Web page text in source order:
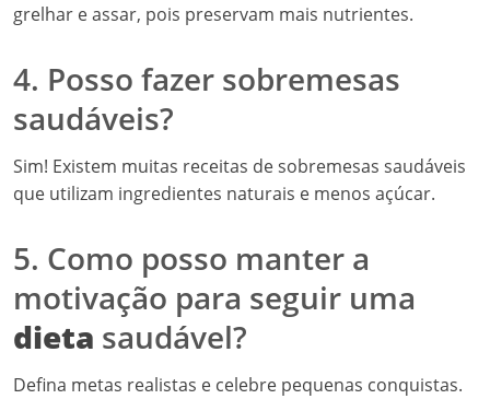
grelhar e assar, pois preservam mais nutrientes.
4. Posso fazer sobremesas
saudáveis?
Sim! Existem muitas receitas de sobremesas saudáveis
que utilizam ingredientes naturais e menos açúcar.
5. Como posso manter a
motivação para seguir uma
dieta saudável?
Defina metas realistas e celebre pequenas conquistas.